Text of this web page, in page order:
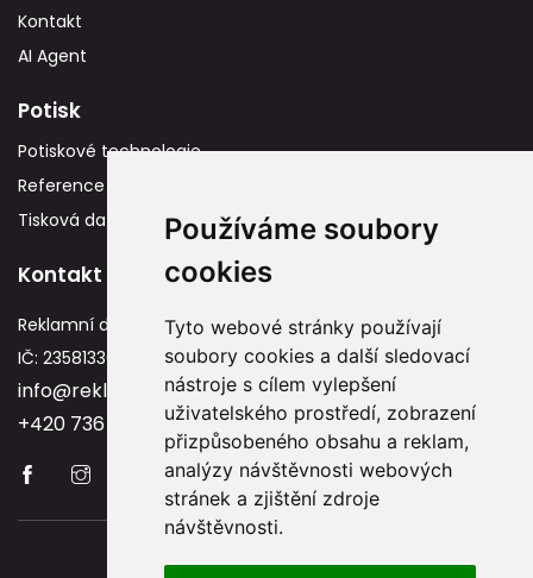
Používáme soubory
cookies
Tyto webové stránky používají
soubory cookies a další sledovací
nástroje s cílem vylepšení
uživatelského prostředí, zobrazení
přizpůsobeného obsahu a reklam,
analýzy návštěvnosti webových
stránek a zjištění zdroje
návštěvnosti.
Kontakt
AI Agent
Potisk
Potiskové technologie
Reference
Tisková data
Kontakt
Reklamní dárky
IČ: 23581336
info@reklamnidarky.cz
+420 736 787 715